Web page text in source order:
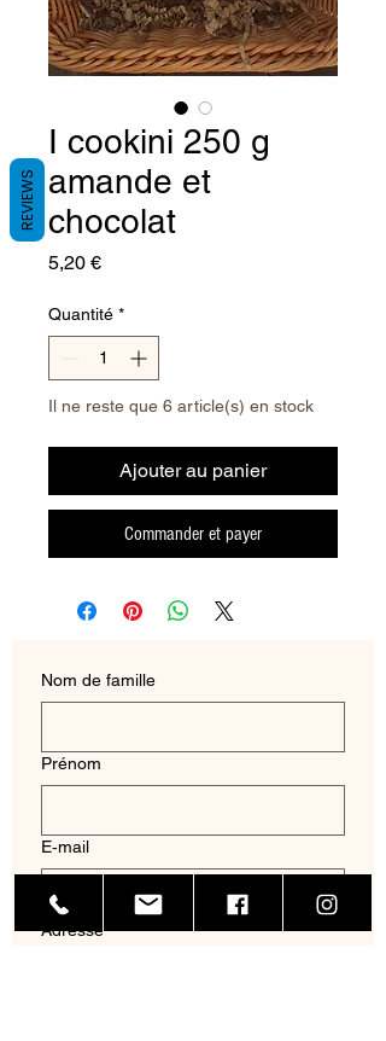
I cookini 250 g
amande et
chocolat
5,20 €Prix
Quantité *
Il ne reste que 6 article(s) en stock
Ajouter au panier
Commander et payer
Nom de famille
Prénom
E‑mail
Adresse
REVIEWS